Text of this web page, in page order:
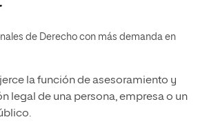
de Derecho con más demanda en
la función de asesoramiento y
legal de una persona, empresa o un